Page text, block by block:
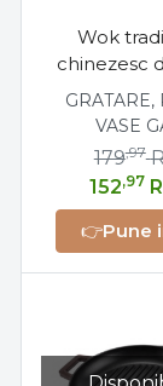
Wok
chinezesc
36,5 cm,
si portii
GRATARE,
VASE
152,97
179,97
👉Pune